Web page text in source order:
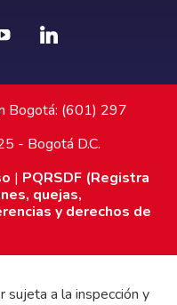
Bogotá: (601) 297
- Bogotá D.C.
| PQRSDF (Registra
quejas,
y derechos de
sujeta a la inspección y